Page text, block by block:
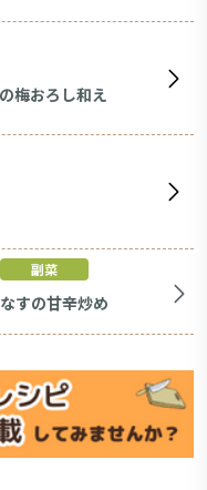
梅おろし和え
副菜
なすの甘辛炒め